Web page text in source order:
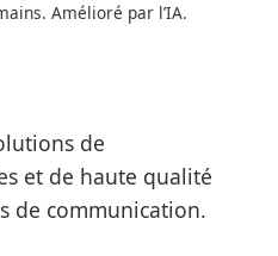
Amélioré par l’IA.
de
et de haute qualité
de communication.